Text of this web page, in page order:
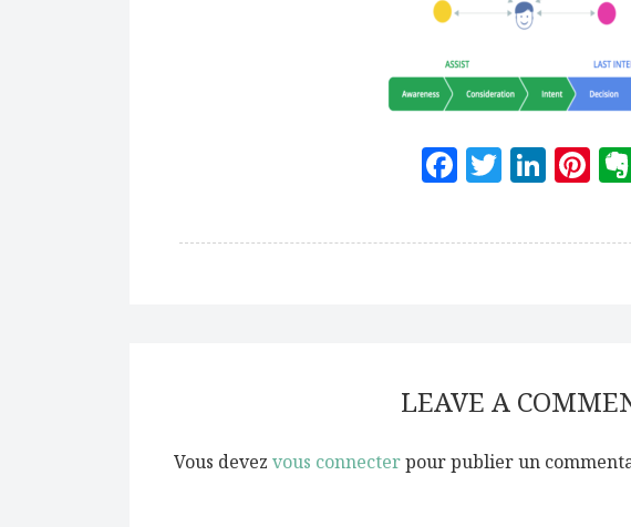
Facebook
Twitter
LEAVE A
Vous devez vous connecterpour publier un